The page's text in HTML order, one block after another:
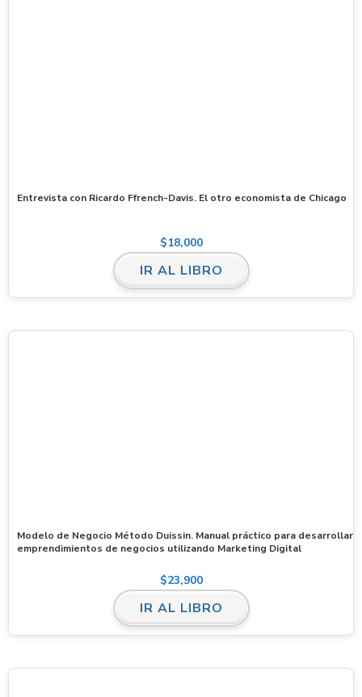
Entrevista con Ricardo Ffrench-Davis. El otro economista de Chicago
$18,000
IR AL LIBRO
Modelo de Negocio Método Duissin. Manual práctico para desarrollar
emprendimientos de negocios utilizando Marketing Digital
$23,900
IR AL LIBRO